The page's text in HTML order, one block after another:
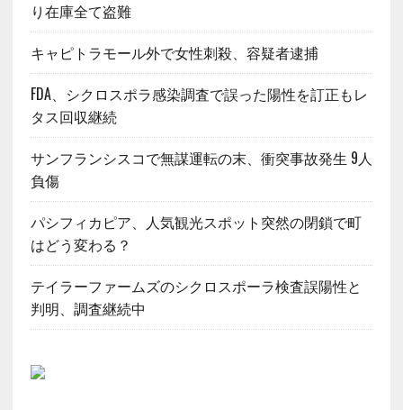
り在庫全て盗難
キャピトラモール外で女性刺殺、容疑者逮捕
FDA、シクロスポラ感染調査で誤った陽性を訂正もレ
タス回収継続
サンフランシスコで無謀運転の末、衝突事故発生 9人
負傷
パシフィカピア、人気観光スポット突然の閉鎖で町
はどう変わる？
テイラーファームズのシクロスポーラ検査誤陽性と
判明、調査継続中